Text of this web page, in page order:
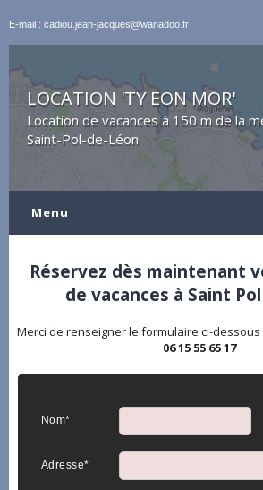
E-mail : cadiou.jean-jacques@wanadoo.fr
LOCATION 'TY EON MOR'
Location de vacances à 150 m de la
Saint-Pol-de-Léon
Menu
Réservez dès maintenant
de vacances à Saint
Merci de renseigner le formulaire ci-
06 15 55 65 17
Nom*
Adresse*